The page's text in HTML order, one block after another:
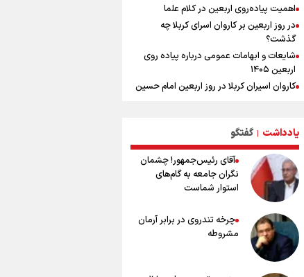
کیلوگرم : امیدوارم با خوشرنگ‌ترین مدال‌ها به
ایران برگردیم
اهمیت پیاده‌روی اربعین در کلام علما
در روز اربعین بر کاروان اسرای کربلا چه
گذشت؟
شایعات و ابهامات عمومی درباره پیاده روی
اربعین ۱۴۰۵
کاروان اسیران کربلا در روز اربعین امام حسین
زیارت اربعین
وجه تسمیه و علت نامگذاری شهر کاظمین
وجه تسمیه و علت نامگذاری شهر نجف
راهنمای کامل درباره مسیر پیاده روی اربعین
از طریق العلماء
وجه تسمیه و علت نامگذاری شهر سامرا
وجه تسمیه و علت نامگذاری شهر کربلا
بهترین موکب‌های ایرانی در پیاده روی اربعین
۱۴۰۵
یادداشت | گفتگو
آقای رئیس‌جمهور! چشمان
نگران جامعه به گام‌های
استوار شماست
چرخه تندروی در برابر آرمان
مشروطه